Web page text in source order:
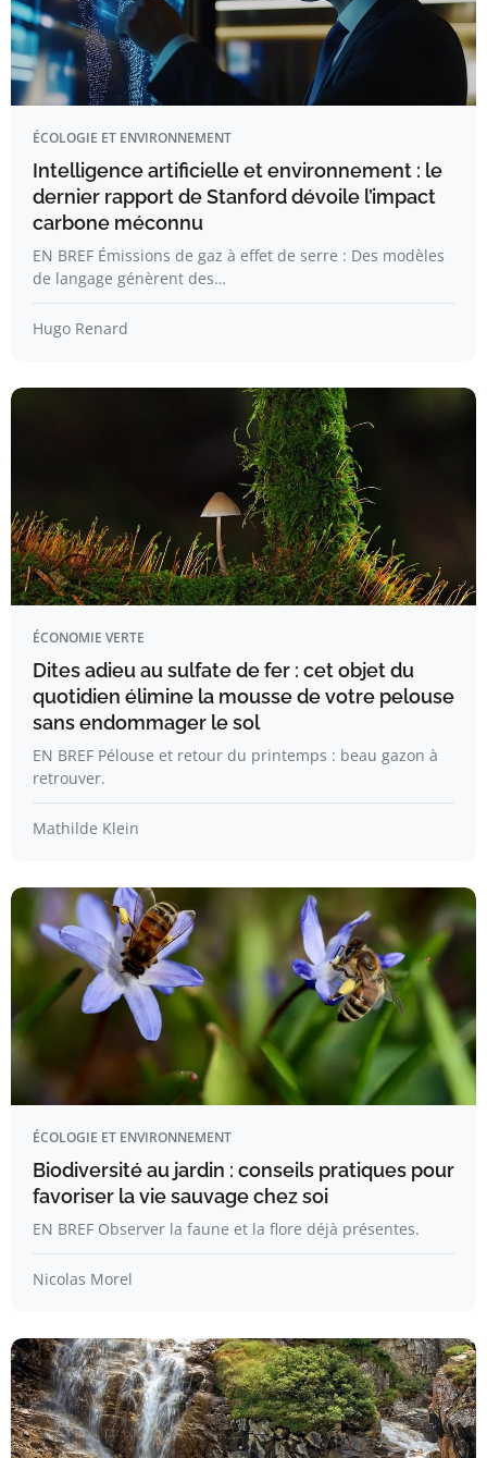
ÉCOLOGIE ET ENVIRONNEMENT
Intelligence artificielle et environnement : le
dernier rapport de Stanford dévoile l’impact
carbone méconnu
EN BREF Émissions de gaz à effet de serre : Des modèles
de langage génèrent des…
Hugo Renard
ÉCONOMIE VERTE
Dites adieu au sulfate de fer : cet objet du
quotidien élimine la mousse de votre pelouse
sans endommager le sol
EN BREF Pélouse et retour du printemps : beau gazon à
retrouver.
Mathilde Klein
ÉCOLOGIE ET ENVIRONNEMENT
Biodiversité au jardin : conseils pratiques pour
favoriser la vie sauvage chez soi
EN BREF Observer la faune et la flore déjà présentes.
Nicolas Morel